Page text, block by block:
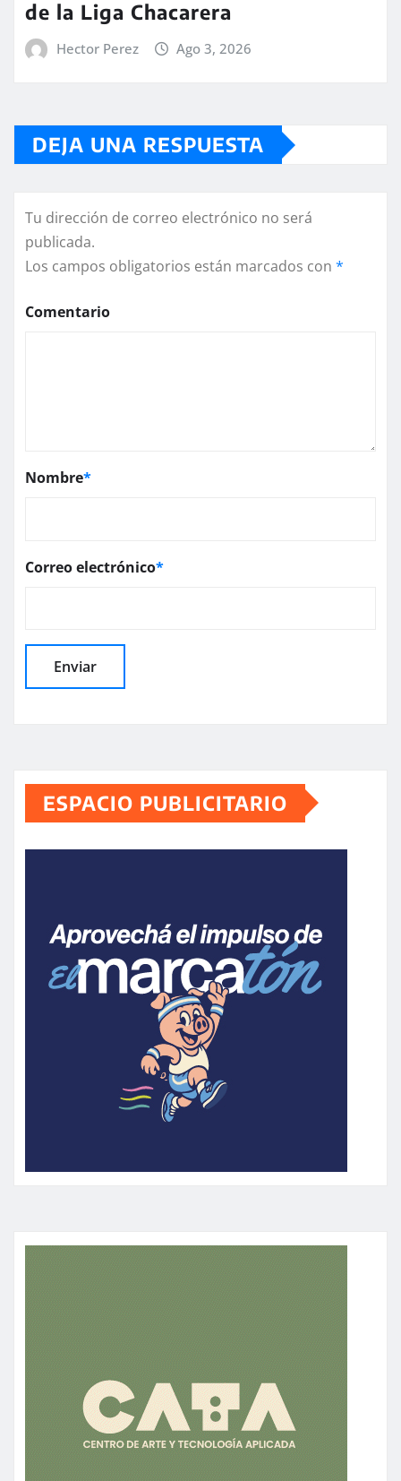
de la Liga Chacarera
Hector Perez Ago 3, 2026
DEJA UNA RESPUESTA
Tu dirección de correo electrónico no será
publicada.
Los campos obligatorios están marcados con *
Comentario
Nombre*
Correo electrónico*
ESPACIO PUBLICITARIO